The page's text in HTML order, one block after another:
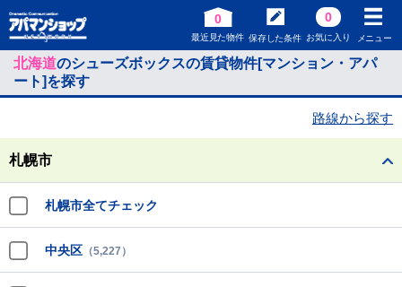
0
最近見た物件 保存した条件
0
お気に入り メニュー
北海道のシューズボックスの賃貸物件[マンション・アパ
ート]を探す
路線から探す
札幌市
札幌市全てチェック
中央区 （5,227）